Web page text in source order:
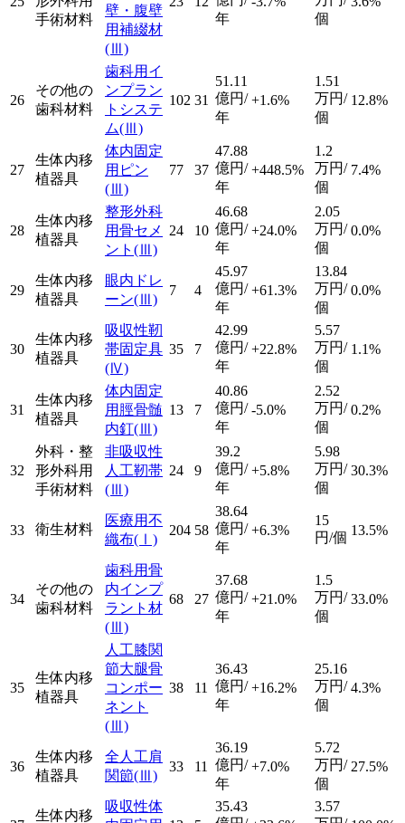
手術材料
壁・腹壁
用補綴材
(Ⅲ)
年
個
26
その他の
歯科材料
歯科用イ
ンプラン
トシステ
ム(Ⅲ)
102 31
51.11
億円/
年
+1.6%
1.51
万円/
個
12.8%
27
生体内移
植器具
体内固定
用ピン
(Ⅲ)
77 37
47.88
億円/
年
+448.5%
1.2
万円/
個
7.4%
28
生体内移
植器具
整形外科
用骨セメ
ント (Ⅲ)
24 10
46.68
億円/
年
+24.0%
2.05
万円/
個
0.0%
29
生体内移
植器具
眼内ドレ
ーン(Ⅲ)
7 4
45.97
億円/
年
+61.3%
13.84
万円/
個
0.0%
30
生体内移
植器具
吸収性靭
帯固定具
(Ⅳ)
35 7
42.99
億円/
年
+22.8%
5.57
万円/
個
1.1%
31
生体内移
植器具
体内固定
用脛骨髄
内釘(Ⅲ)
13 7
40.86
億円/
年
-5.0%
2.52
万円/
個
0.2%
32
外科・整
形外科用
手術材料
非吸収性
人工靭帯
(Ⅲ)
24 9
39.2
億円/
年
+5.8%
5.98
万円/
個
30.3%
33 衛生材料
医療用不
織布(Ⅰ)
204 58
38.64
億円/
年
+6.3%
15
円/個 13.5%
34
その他の
歯科材料
歯科用骨
内インプ
ラント材
(Ⅲ)
68 27
37.68
億円/
年
+21.0%
1.5
万円/
個
33.0%
35
生体内移
植器具
人工膝関
節大腿骨
コンポー
ネント
(Ⅲ)
38 11
36.43
億円/
年
+16.2%
25.16
万円/
個
4.3%
36
生体内移
植器具
全人工肩
関節(Ⅲ)
33 11
36.19
億円/
年
+7.0%
5.72
万円/
個
27.5%
生体内移
吸収性体
35.43
3.57